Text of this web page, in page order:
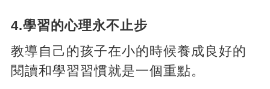
4.學習的心理永不止步
教導自己的孩子在小的時候養成良好的
閱讀和學習習慣就是一個重點。